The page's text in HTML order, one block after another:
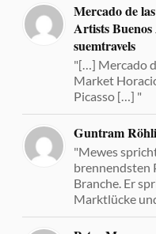
Mercado de
Artists
suemtravels
"[…] Mercado
Market
Picasso […] "
Guntram
"Mewes
brennendsten
Branche. Er
Marktlücke